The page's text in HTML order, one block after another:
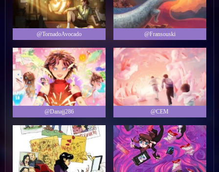
@TornadoAvocado @Fransouski
@Danajj286 @CEM